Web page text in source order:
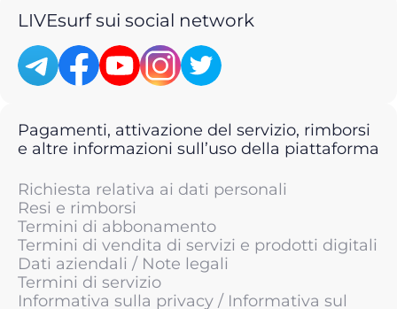
LIVEsurf sui social network
Pagamenti, attivazione del servizio, rimborsi
e altre informazioni sull’uso della piattaforma
Richiesta relativa ai dati personali
Resi e rimborsi
Termini di abbonamento
Termini di vendita di servizi e prodotti digitali
Dati aziendali / Note legali
Termini di servizio
Informativa sulla privacy / Informativa sul